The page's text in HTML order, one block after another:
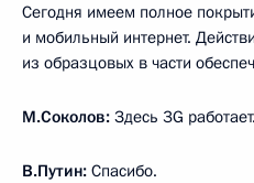
Сегодня имеем полное
и мобильный интернет.
из образцовых в части
М.Соколов: Здесь 3G работает.
В.Путин: Спасибо.